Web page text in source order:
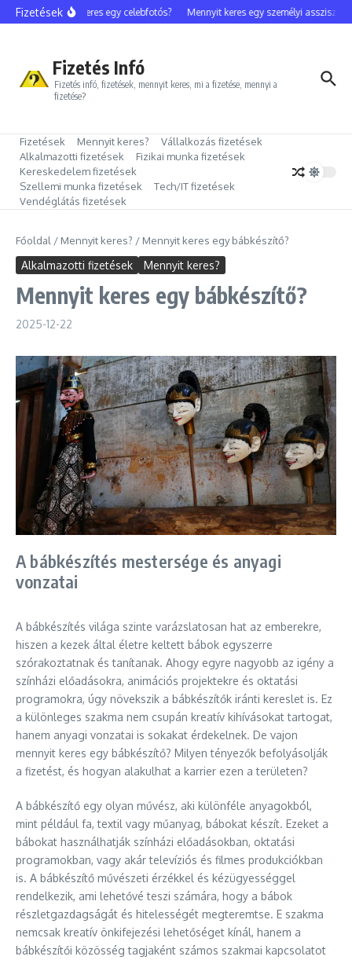
Ugrás a tartalomhoz
Fizetések
Mennyit keres egy celebfotós? Mennyit keres egy személyi asszisztens?
Fizetés Infó
Fizetés infó, fizetések, mennyit keres, mi a fizetése, mennyi a
fizetése?
Fizetések Mennyit keres?
Vállalkozás fizetések
Alkalmazotti fizetések
Fizikai munka fizetések
Kereskedelem fizetések
Szellemi munka fizetések
Tech/IT fizetések
Vendéglátás fizetések
Főoldal / Mennyit keres? / Mennyit keres egy bábkészítő?
Alkalmazotti fizetések Mennyit keres?
Mennyit keres egy bábkészítő?
2025-12-22
A bábkészítés mestersége és anyagi
vonzatai
A bábkészítés világa szinte varázslatosan hat az emberekre,
hiszen a kezek által életre keltett bábok egyszerre
szórakoztatnak és tanítanak. Ahogy egyre nagyobb az igény a
színházi előadásokra, animációs projektekre és oktatási
programokra, úgy növekszik a bábkészítők iránti kereslet is. Ez
a különleges szakma nem csupán kreatív kihívásokat tartogat,
hanem anyagi vonzatai is sokakat érdekelnek. De vajon
mennyit keres egy bábkészítő? Milyen tényezők befolyásolják
a fizetést, és hogyan alakulhat a karrier ezen a területen?
A bábkészítő egy olyan művész, aki különféle anyagokból,
mint például fa, textil vagy műanyag, bábokat készít. Ezeket a
bábokat használhatják színházi előadásokban, oktatási
programokban, vagy akár televíziós és filmes produkciókban
is. A bábkészítő művészeti érzékkel és kézügyességgel
rendelkezik, ami lehetővé teszi számára, hogy a bábok
részletgazdagságát és hitelességét megteremtse. E szakma
nemcsak kreatív önkifejezési lehetőséget kínál, hanem a
bábkészítői közösség tagjaként számos szakmai kapcsolatot